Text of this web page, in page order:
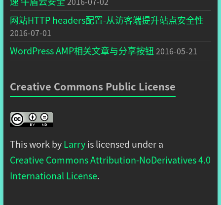
网站HTTP headers配置-从访客端提升站点安全性
2016-07-01
WordPress AMP相关文章与分享按钮 2016-05-21
Creative Commons Public License
This work byLarryis licensed under a
Creative Commons Attribution-NoDerivatives 4.0
International License.